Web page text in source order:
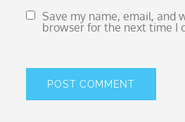
Save my name, email, and
browser for the next time I